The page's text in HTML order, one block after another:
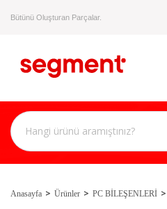
Bütünü Oluşturan Parçalar.
Anasayfa Ürünler PC BİLEŞENLERİ